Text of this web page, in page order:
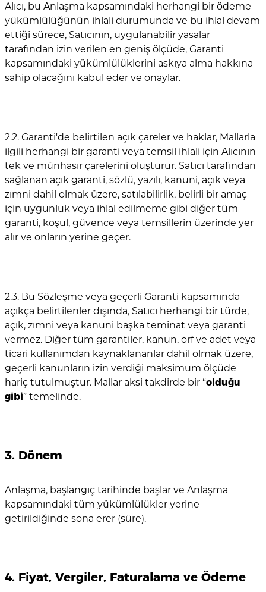
Alıcı, bu Anlaşma kapsamındaki herhangi bir ödeme
yükümlülüğünün ihlali durumunda ve bu ihlal devam
ettiği sürece, Satıcının, uygulanabilir yasalar
tarafından izin verilen en geniş ölçüde, Garanti
kapsamındaki yükümlülüklerini askıya alma hakkına
sahip olacağını kabul eder ve onaylar.
2.2. Garanti'de belirtilen açık çareler ve haklar, Mallarla
ilgili herhangi bir garanti veya temsil ihlali için Alıcının
tek ve münhasır çarelerini oluşturur. Satıcı tarafından
sağlanan açık garanti, sözlü, yazılı, kanuni, açık veya
zımni dahil olmak üzere, satılabilirlik, belirli bir amaç
için uygunluk veya ihlal edilmeme gibi diğer tüm
garanti, koşul, güvence veya temsillerin üzerinde yer
alır ve onların yerine geçer.
2.3. Bu Sözleşme veya geçerli Garanti kapsamında
açıkça belirtilenler dışında, Satıcı herhangi bir türde,
açık, zımni veya kanuni başka teminat veya garanti
vermez. Diğer tüm garantiler, kanun, örf ve adet veya
ticari kullanımdan kaynaklananlar dahil olmak üzere,
geçerli kanunların izin verdiği maksimum ölçüde
hariç tutulmuştur. Mallar aksi takdirde bir “olduğu
gibi” temelinde.
3. Dönem
Anlaşma, başlangıç tarihinde başlar ve Anlaşma
kapsamındaki tüm yükümlülükler yerine
getirildiğinde sona erer (süre).
4. Fiyat, Vergiler, Faturalama ve Ödeme